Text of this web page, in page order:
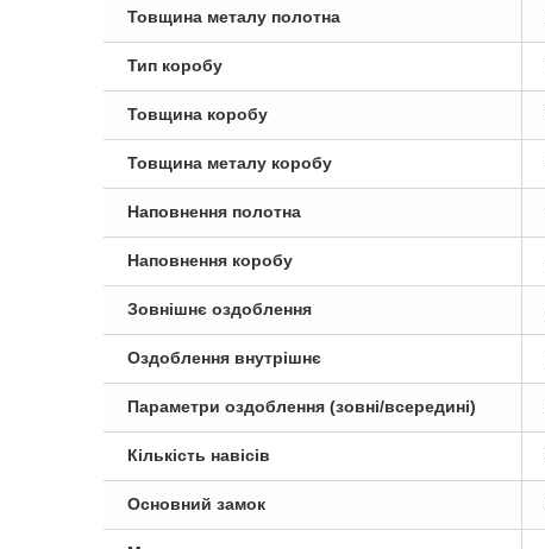
Товщина металу полотна
Тип коробу
Товщина коробу
Товщина металу коробу
Наповнення полотна
Наповнення коробу
Зовнішнє оздоблення
Оздоблення внутрішнє
Параметри оздоблення (зовні/всередині)
Кількість навісів
Основний замок